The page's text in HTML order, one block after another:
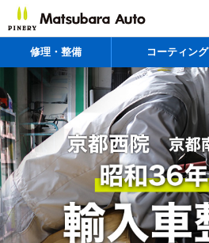
修理・整備 コーティング